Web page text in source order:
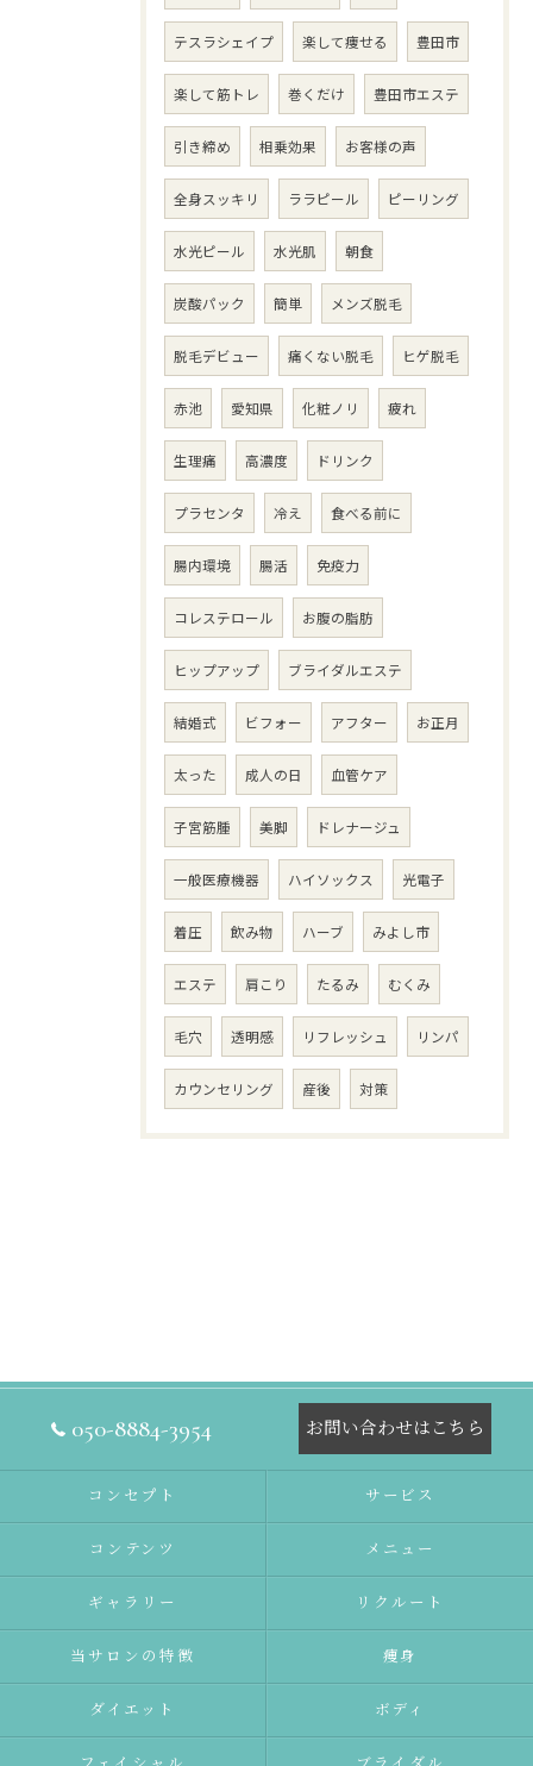
テスラシェイプ 楽して痩せる 豊田市
楽して筋トレ 巻くだけ 豊田市エステ
引き締め 相乗効果 お客様の声
全身スッキリ ララピール ピーリング
水光ピール 水光肌 朝食
炭酸パック 簡単 メンズ脱毛
脱毛デビュー 痛くない脱毛 ヒゲ脱毛
赤池 愛知県 化粧ノリ 疲れ
生理痛 高濃度 ドリンク
プラセンタ 冷え 食べる前に
腸内環境 腸活 免疫力
コレステロール お腹の脂肪
ヒップアップ ブライダルエステ
結婚式 ビフォー アフター お正月
太った 成人の日 血管ケア
子宮筋腫 美脚 ドレナージュ
一般医療機器 ハイソックス 光電子
着圧 飲み物 ハーブ みよし市
エステ 肩こり たるみ むくみ
毛穴 透明感 リフレッシュ リンパ
カウンセリング 産後 対策
050-8884-3954 お問い合わせはこちら
コンセプト サービス
コンテンツ メニュー
ギャラリー リクルート
当サロンの特徴 痩身
ダイエット ボディ